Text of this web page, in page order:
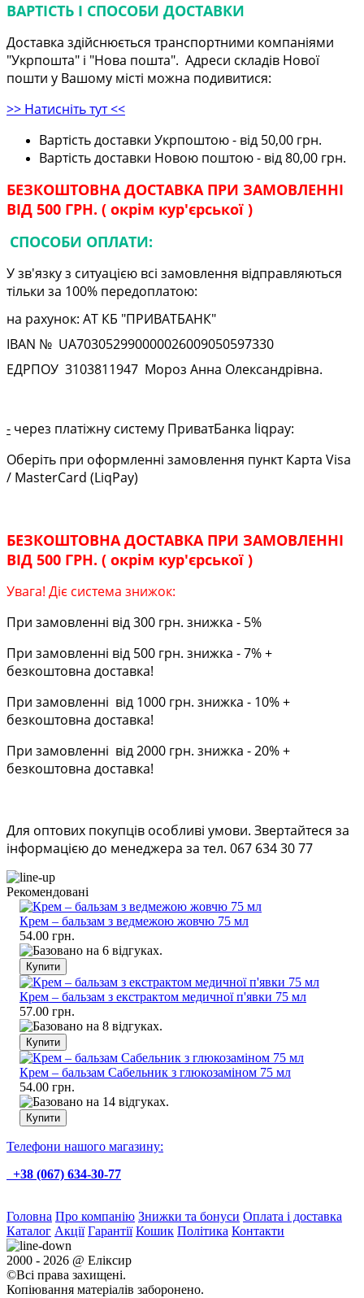
ВАРТІСТЬ І СПОСОБИ ДОСТАВКИ
Доставка здійснюється транспортними компаніями
"Укрпошта" і "Нова пошта". Адреси складів Нової
пошти у Вашому місті можна подивитися:
>> Натисніть тут <<
Вартість доставки Укрпоштою - від 50,00 грн.
Вартість доставки Новою поштою - від 80,00 грн.
БЕЗКОШТОВНА ДОСТАВКА ПРИ ЗАМОВЛЕННІ
ВІД 500 ГРН. ( окрім кур'єрської )
СПОСОБИ ОПЛАТИ:
У зв'язку з ситуацією всі замовлення відправляються
тільки за 100% передоплатою:
на рахунок: АТ КБ "ПРИВАТБАНК"
IBAN № UA703052990000026009050597330
ЕДРПОУ 3103811947 Мороз Анна Олександрівна.
- через платіжну систему ПриватБанка liqpay:
Оберіть при оформленні замовлення пункт Карта Visa
/ MasterCard (LiqPay)
БЕЗКОШТОВНА ДОСТАВКА ПРИ ЗАМОВЛЕННІ
ВІД 500 ГРН. ( окрім кур'єрської )
Увага! Діє система знижок:
При замовленні від 300 грн. знижка - 5%
При замовленні від 500 грн. знижка - 7% +
безкоштовна доставка!
При замовленні від 1000 грн. знижка - 10% +
безкоштовна доставка!
При замовленні від 2000 грн. знижка - 20% +
безкоштовна доставка!
Для оптових покупців особливі умови. Звертайтеся за
інформацією до менеджера за тел. 067 634 30 77
Рекомендовані
Крем – бальзам з ведмежою жовчю 75 мл
54.00 грн.
Крем – бальзам з екстрактом медичної п'явки 75 мл
57.00 грн.
Крем – бальзам Сабельник з глюкозаміном 75 мл
54.00 грн.
Телефони нашого магазину:
+38 (067) 634-30-77
Головна Про компанію Знижки та бонуси Оплата і доставка
Каталог Акції Гарантії Кошик Політика Контакти
2000 - 2026 @ Еліксир
©Всі права захищені.
Копіювання матеріалів заборонено.